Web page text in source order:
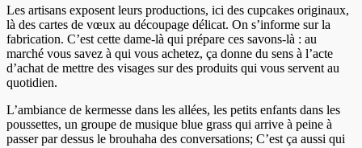
Les artisans exposent leurs productions, ici des cupcakes originaux,
là des cartes de vœux au découpage délicat. On s’informe sur la
fabrication. C’est cette dame-là qui prépare ces savons-là : au
marché vous savez à qui vous achetez, ça donne du sens à l’acte
d’achat de mettre des visages sur des produits qui vous servent au
quotidien.
L’ambiance de kermesse dans les allées, les petits enfants dans les
poussettes, un groupe de musique blue grass qui arrive à peine à
passer par dessus le brouhaha des conversations; C’est ça aussi qui